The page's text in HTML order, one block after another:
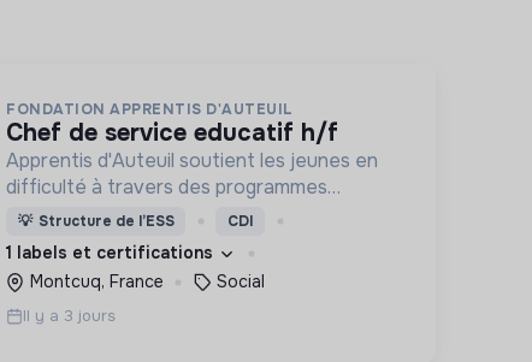
FONDATION APPRENTIS D'AUTEUIL
chef de service educatif h/f
Apprentis d'Auteuil soutient les jeunes en
difficulté à travers des programmes
d’accueil, d’éducation, de formation et
d’insertion pour leur permettre de devenir
des hommes et des femmes debout.
💡 Structure de l’ESS CDI
1 labels et certifications
Montcuq, France
Social
Il y a 3 jours